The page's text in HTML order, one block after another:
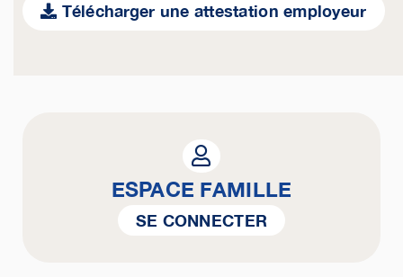
Télécharger une attestation employeur
ESPACE FAMILLE
SE CONNECTER